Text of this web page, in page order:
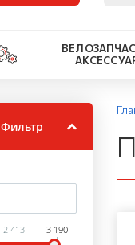
Фильтр
2 413 3 190